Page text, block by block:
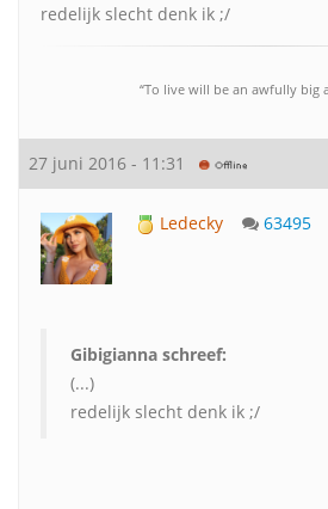
redelijk slecht denk ik ;/
“To live will be an awfully big
27 juni 2016 - 11:31
Ledecky 63495
Gibigianna schreef:
(...)
redelijk slecht denk ik ;/